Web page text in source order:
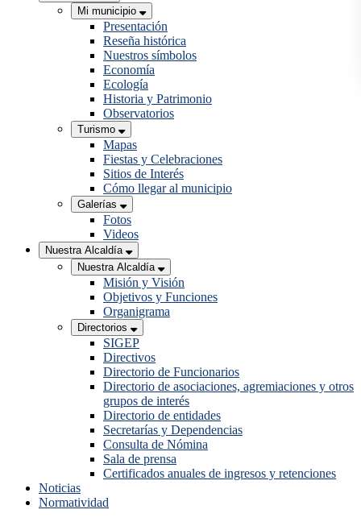
Mi municipio
Presentación
Reseña histórica
Nuestros símbolos
Economía
Ecología
Historia y Patrimonio
Observatorios
Turismo
Mapas
Fiestas y Celebraciones
Sitios de Interés
Cómo llegar al municipio
Galerías
Fotos
Videos
Nuestra Alcaldía
Nuestra Alcaldía
Misión y Visión
Objetivos y Funciones
Organigrama
Directorios
SIGEP
Directivos
Directorio de Funcionarios
Directorio de asociaciones, agremiaciones y otros
grupos de interés
Directorio de entidades
Secretarías y Dependencias
Consulta de Nómina
Sala de prensa
Certificados anuales de ingresos y retenciones
Noticias
Normatividad